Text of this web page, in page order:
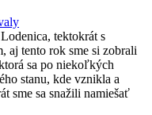
tektokrát s
aj tento rok sme si zobrali
sa po niekoľkých
stanu, kde vznikla a
sme sa snažili namiešať